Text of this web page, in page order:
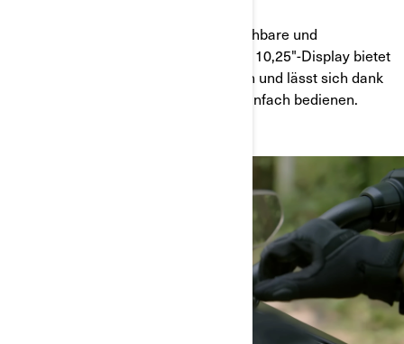
Erwarten Sie eine einfache, vorhersehbare und
konsistente Benutzeroberfläche. Das 10,25"-Display bietet
zahlreiche Anpassungsmöglichkeiten und lässt sich dank
Touchscreen und Lenkersteuerung einfach bedienen.